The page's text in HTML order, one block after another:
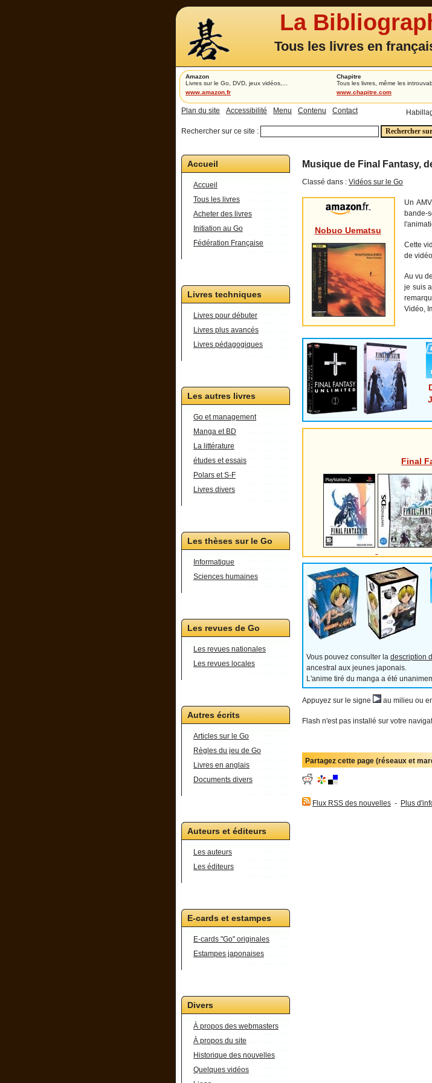
La
Tous les livres en
Amazon
Livres sur le Go, DVD, jeux vidéos,...
www.amazon.fr
Chapitre
Tous les livres, même les
www.chapitre.com
Plan du site Accessibilité Menu Contenu Contact
Rechercher sur ce site :
Accueil
Accueil
Tous les livres
Acheter des livres
Initiation au Go
Fédération Française
Livres techniques
Livres pour débuter
Livres plus avancés
Livres pédagogiques
Les autres livres
Go et management
Manga et BD
La littérature
études et essais
Polars et S-F
Livres divers
Les thèses sur le Go
Informatique
Sciences humaines
Les revues de Go
Les revues nationales
Les revues locales
Autres écrits
Articles sur le Go
Règles du jeu de Go
Livres en anglais
Documents divers
Auteurs et éditeurs
Les auteurs
Les éditeurs
E-cards et estampes
E-cards "Go" originales
Estampes japonaises
Divers
À propos des webmasters
À propos du site
Historique des nouvelles
Quelques vidéos
Musique de Final Fantasy,
Classé dans : Vidéos sur le Go
Nobuo Uematsu
Un
bande-
Cette
de
Au vu
je suis
Vidéo,
Final
Vous pouvez consulter la description
ancestral aux jeunes japonais.
L'anime tiré du manga a été
Appuyez sur le signe au milieu ou
Flash n'est pas installé sur votre
Partagez cette page (réseaux et
Flux RSS des nouvelles - Plus